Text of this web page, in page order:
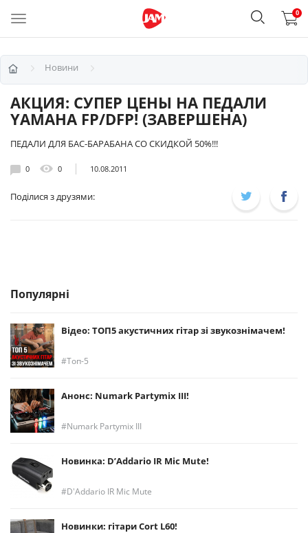
0
Новини
АКЦИЯ: СУПЕР ЦЕНЫ НА ПЕДАЛИ
YAMAHA FP/DFP! (ЗАВЕРШЕНА)
ПЕДАЛИ ДЛЯ БАС-БАРАБАНА CО СКИДКОЙ 50%!!!
0 0 10.08.2011
Поділися з друзями:
Популярні
Відео: ТОП5 акустичних гітар зі звукознімачем!
Топ-5
Анонс: Numark Partymix III!
Numark Partymix III
Новинка: D’Addario IR Mic Mute!
D'Addario IR Mic Mute
Новинки: гітари Cort L60!